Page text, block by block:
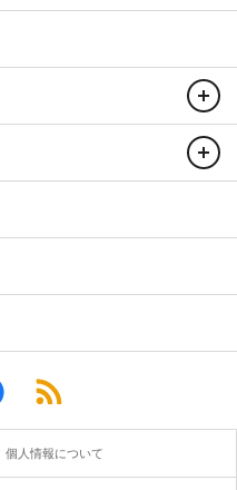
個人情報について